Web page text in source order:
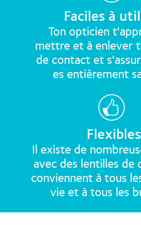
Faciles à
Ton opticien
mettre et à enlever
de contact et
es entièrement
Flexibles
Il existe de
avec des lentilles de
conviennent à tous
vie et à tous les